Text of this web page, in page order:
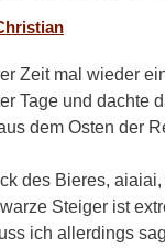
Zeit mal wieder
Tage und dachte
dem Osten der
des Bieres,
Steiger ist
ich allerdings